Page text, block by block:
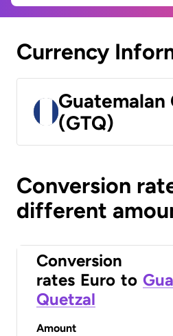
Currency
Guatemalan
(GTQ)
Conversion
different
Conversion
rates Euro to
Quetzal
Amount